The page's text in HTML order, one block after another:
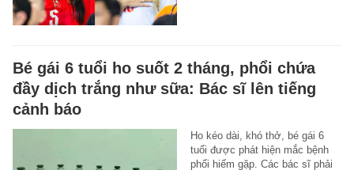
Bé gái 6 tuổi ho suốt 2 tháng, phổi chứa
đầy dịch trắng như sữa: Bác sĩ lên tiếng
cảnh báo
Ho kéo dài, khó thở, bé gái 6
tuổi được phát hiện mắc bệnh
phổi hiếm gặp. Các bác sĩ phải